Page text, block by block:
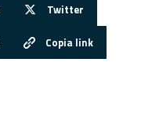
Twitter
Copia link